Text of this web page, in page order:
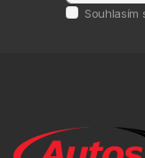
Souhlasím